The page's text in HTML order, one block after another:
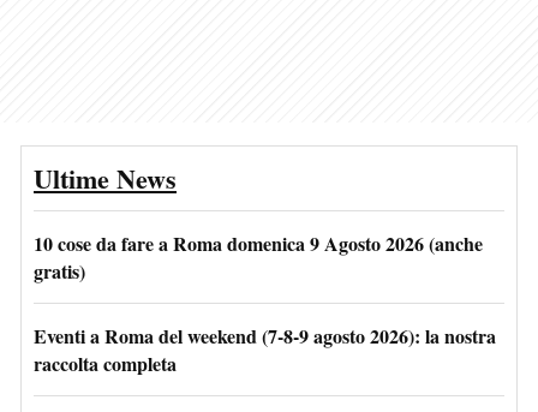
Ultime News
10 cose da fare a Roma domenica 9 Agosto 2026 (anche
gratis)
Eventi a Roma del weekend (7-8-9 agosto 2026): la nostra
raccolta completa